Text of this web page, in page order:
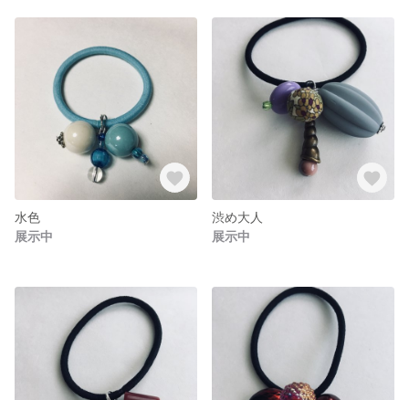
水色
展示中
渋め大人
展示中